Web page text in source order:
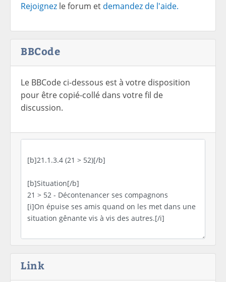
Rejoignez le forum et demandez de l'aide.
BBCode
Le BBCode ci-dessous est à votre disposition
pour être copié-collé dans votre fil de
discussion.
Link